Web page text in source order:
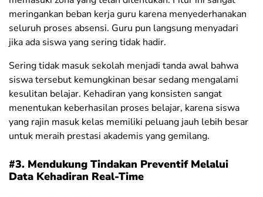
meringankan beban kerja guru karena menyederhanakan
seluruh proses absensi. Guru pun langsung menyadari
jika ada siswa yang sering tidak hadir.
Sering tidak masuk sekolah menjadi tanda awal bahwa
siswa tersebut kemungkinan besar sedang mengalami
kesulitan belajar. Kehadiran yang konsisten sangat
menentukan keberhasilan proses belajar, karena siswa
yang rajin masuk kelas memiliki peluang jauh lebih besar
untuk meraih prestasi akademis yang gemilang.
#3. Mendukung Tindakan Preventif Melalui
Data Kehadiran Real-Time